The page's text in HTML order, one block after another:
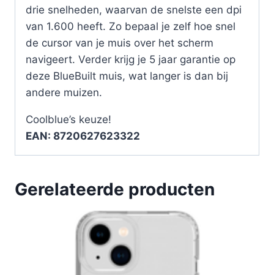
drie snelheden, waarvan de snelste een dpi
van 1.600 heeft. Zo bepaal je zelf hoe snel
de cursor van je muis over het scherm
navigeert. Verder krijg je 5 jaar garantie op
deze BlueBuilt muis, wat langer is dan bij
andere muizen.
Coolblue’s keuze!
EAN: 8720627623322
Gerelateerde producten